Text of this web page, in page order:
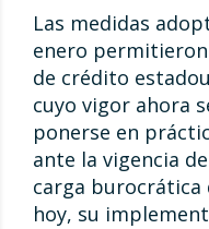
Las medidas
enero
de crédito
cuyo vigor ahora
ponerse en
ante la vigencia
carga burocrática
hoy, su